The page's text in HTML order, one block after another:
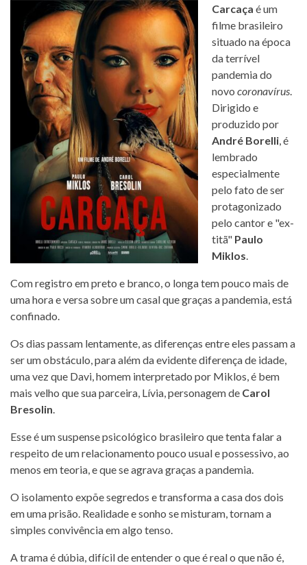
Carcaça é um
filme brasileiro
situado na época
da terrível
pandemia do
novo coronavírus.
Dirigido e
produzido por
André Borelli, é
lembrado
especialmente
pelo fato de ser
protagonizado
pelo cantor e "ex-
titã" Paulo
Miklos.
Com registro em preto e branco, o longa tem pouco mais de
uma hora e versa sobre um casal que graças a pandemia, está
confinado.
Os dias passam lentamente, as diferenças entre eles passam a
ser um obstáculo, para além da evidente diferença de idade,
uma vez que Davi, homem interpretado por Miklos, é bem
mais velho que sua parceira, Lívia, personagem de Carol
Bresolin.
Esse é um suspense psicológico brasileiro que tenta falar a
respeito de um relacionamento pouco usual e possessivo, ao
menos em teoria, e que se agrava graças a pandemia.
O isolamento expõe segredos e transforma a casa dos dois
em uma prisão. Realidade e sonho se misturam, tornam a
simples convivência em algo tenso.
A trama é dúbia, difícil de entender o que é real o que não é,